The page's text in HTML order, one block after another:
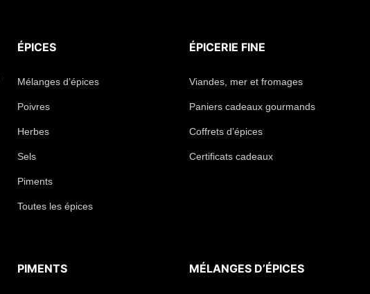
ÉPICES
Mélanges d’épices
Poivres
Herbes
Sels
Piments
Toutes les épices
ÉPICERIE FINE
Viandes, mer et fromages
Paniers cadeaux gourmands
Coffrets d’épices
Certificats cadeaux
PIMENTS MÉLANGES D’ÉPICES